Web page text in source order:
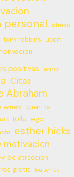
personal stress
tony robbins
ucdm
positivas
amor
Citas
Abraham
estress cuentos
tolle ego
esther hicks
motivacion
de atraccion
gratis louise hay